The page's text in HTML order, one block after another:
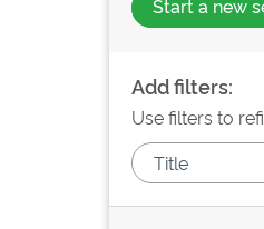
Start a new
Add filters:
Use filters to